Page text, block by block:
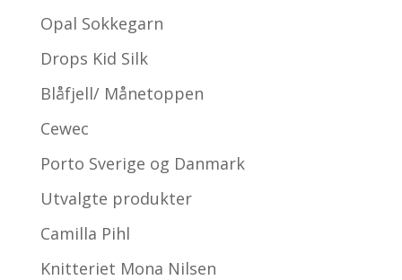
Opal Sokkegarn
Drops Kid Silk
Blåfjell/ Månetoppen
Cewec
Porto Sverige og Danmark
Utvalgte produkter
Camilla Pihl
Knitteriet Mona Nilsen